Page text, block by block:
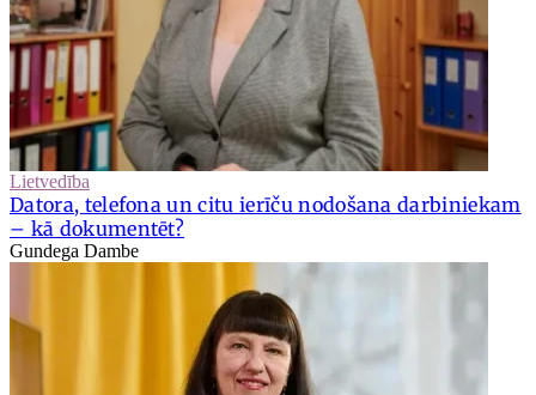
Lietvedība
Datora, telefona un citu ierīču nodošana darbiniekam
– kā dokumentēt?
Gundega Dambe